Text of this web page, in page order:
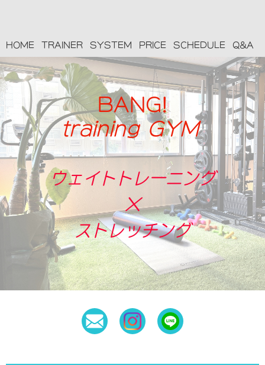
HOME TRAINER SYSTEM PRICE SCHEDULE Q&A
BANG!
training GYM
ウェイトトレーニング
×
ストレッチング